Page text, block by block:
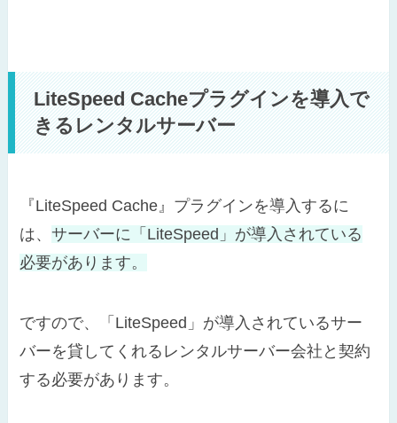
LiteSpeed Cacheプラグインを導入で
きるレンタルサーバー
『LiteSpeed Cache』プラグインを導入するに
は、サーバーに「LiteSpeed」が導入されている
必要があります。
ですので、「LiteSpeed」が導入されているサー
バーを貸してくれるレンタルサーバー会社と契約
する必要があります。